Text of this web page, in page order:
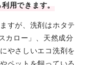
用できます。
すが、洗剤はホタテ
カロー」、天然成分
やさしいエコ洗剤を
ペットを飼っている